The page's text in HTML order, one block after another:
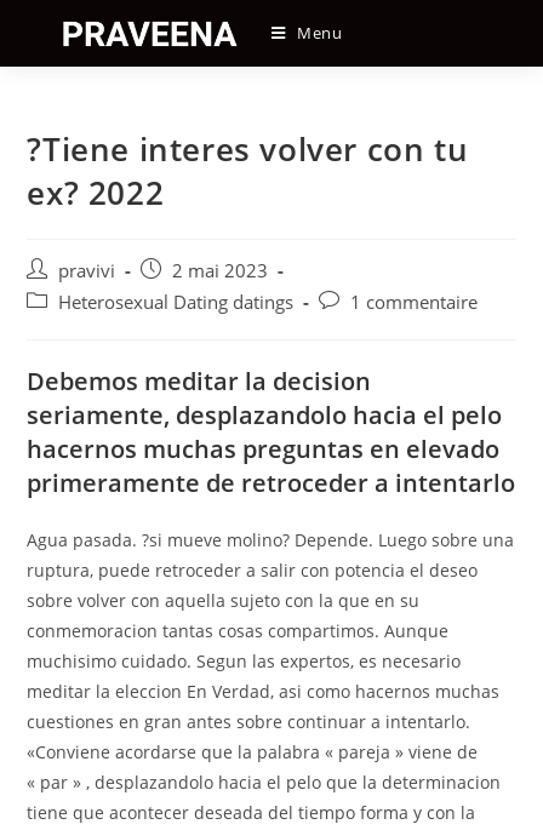
content
Menu
?Tiene interes volver con tu
ex? 2022
Auteur/autrice
de
pravivi
Post
published:
2 mai 2023
PostHeterosexual Dating datings
Post1 commentaire
Debemos meditar la decision
seriamente, desplazandolo hacia el pelo
hacernos muchas preguntas en elevado
primeramente de retroceder a intentarlo
Agua pasada. ?si mueve molino? Depende. Luego sobre una
ruptura, puede retroceder a salir con potencia el deseo
sobre volver con aquella sujeto con la que en su
conmemoracion tantas cosas compartimos. Aunque
muchisimo cuidado. Segun las expertos, es necesario
meditar la eleccion En Verdad, asi­ como hacernos muchas
cuestiones en gran antes sobre continuar a intentarlo.
«Conviene acordarse que la palabra « pareja » viene de
« par » , desplazandolo hacia el pelo que la determinacion
tiene que acontecer deseada del tiempo forma y con la